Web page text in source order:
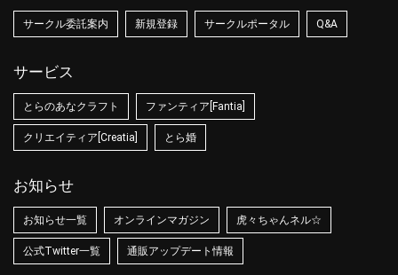
サークル委託案内 新規登録 サークルポータル Q&A
サービス
とらのあなクラフト ファンティア[Fantia]
クリエイティア[Creatia] とら婚
お知らせ
お知らせ一覧 オンラインマガジン 虎々ちゃんネル☆
公式Twitter一覧 通販アップデート情報